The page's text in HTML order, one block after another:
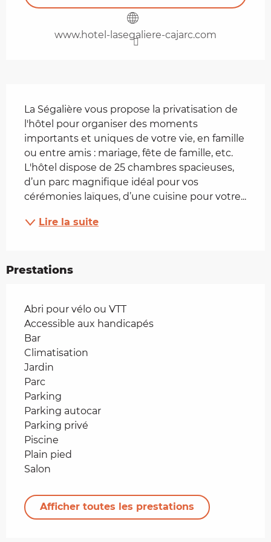
www.hotel-lasegaliere-cajarc.com
La Ségalière vous propose la privatisation de
l'hôtel pour organiser des moments
importants et uniques de votre vie, en famille
ou entre amis : mariage, fête de famille, etc.
L'hôtel dispose de 25 chambres spacieuses,
d’un parc magnifique idéal pour vos
cérémonies laïques, d’une cuisine pour votre...
Lire la suite
Prestations
Abri pour vélo ou VTT
Accessible aux handicapés
Bar
Climatisation
Jardin
Parc
Parking
Parking autocar
Parking privé
Piscine
Plain pied
Salon
Afficher toutes les prestations